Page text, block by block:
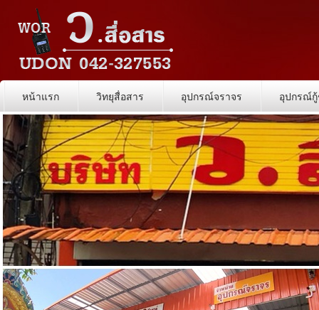
หน้าแรก วิทยุสื่อสาร อุปกรณ์จราจร อุปกรณ์